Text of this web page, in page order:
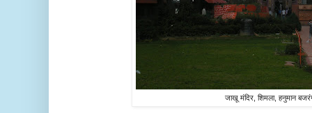
जाखू मंदिर, शिमला, हनुमान